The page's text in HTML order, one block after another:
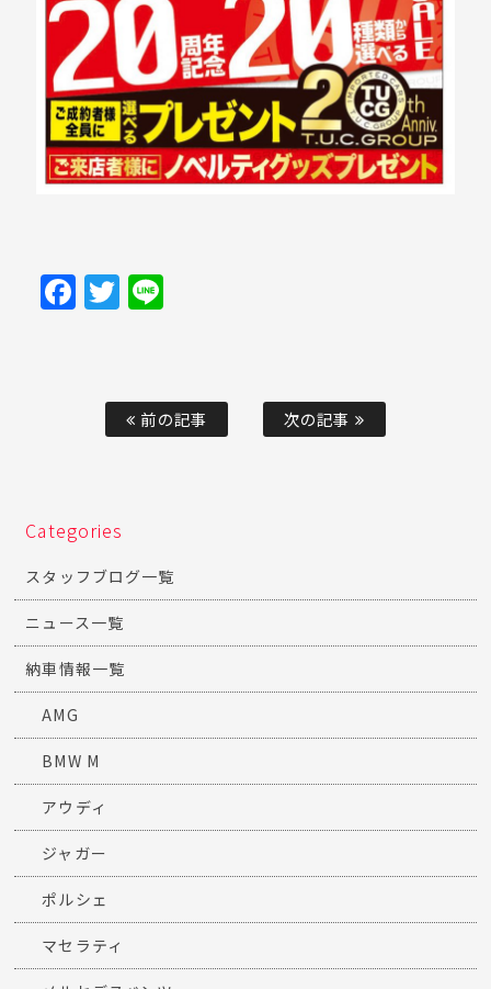
Facebook
Twitter
前の記事 次の記事
Categories
スタッフブログ一覧
ニュース一覧
納車情報一覧
AMG
BMW M
アウディ
ジャガー
ポルシェ
マセラティ